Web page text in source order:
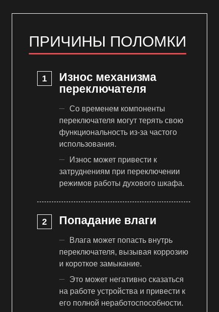
ПРИЧИНЫ ПОЛОМКИ
Износ механизма
переключателя
Со временем компоненты
переключателя могут терять свою
функциональность из-за частого
использования.
Износ может привести к
затруднениям при переключении
режимов работы духового шкафа.
Попадание влаги
Влага может попасть внутрь
переключателя, вызывая коррозию
и короткое замыкание.
Это может негативно сказаться
на работе устройства и привести к
его полной неработоспособности.